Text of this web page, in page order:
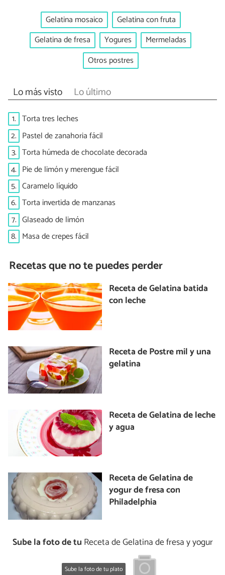
Gelatina mosaico
Gelatina con fruta
Gelatina de fresa
Yogures
Mermeladas
Otros postres
Lo más visto Lo último
1. Torta tres leches
2. Pastel de zanahoria fácil
3. Torta húmeda de chocolate decorada
4. Pie de limón y merengue fácil
5. Caramelo líquido
6. Torta invertida de manzanas
7. Glaseado de limón
8. Masa de crepes fácil
Recetas que no te puedes perder
Receta de Gelatina batida
con leche
Receta de Postre mil y una
gelatina
Receta de Gelatina de leche
y agua
Receta de Gelatina de
yogur de fresa con
Philadelphia
Sube la foto de tu Receta de Gelatina de fresa y yogur
Sube la foto de tu plato